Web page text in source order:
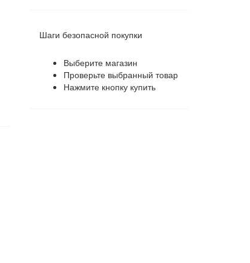
Шаги безопасной покупки
Выберите магазин
Проверьте выбранный товар
Нажмите кнопку купить